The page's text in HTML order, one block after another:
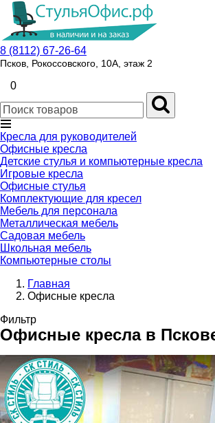
8 (8112) 67-26-64
Псков, Рокоссовского, 10А, этаж 2
0
Кресла для руководителей
Офисные кресла
Детские стулья и компьютерные кресла
Игровые кресла
Офисные стулья
Комплектующие для кресел
Мебель для персонала
Металлическая мебель
Садовая мебель
Школьная мебель
Компьютерные столы
Главная
Офисные кресла
Фильтр
Офисные кресла в